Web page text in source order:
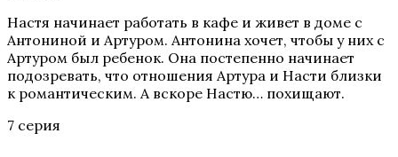
Настя начинает работать в кафе и живет в доме с
Антониной и Артуром. Антонина хочет, чтобы у них с
Артуром был ребенок. Она постепенно начинает
подозревать, что отношения Артура и Насти близки
к романтическим. А вскоре Настю… похищают.
7 серия